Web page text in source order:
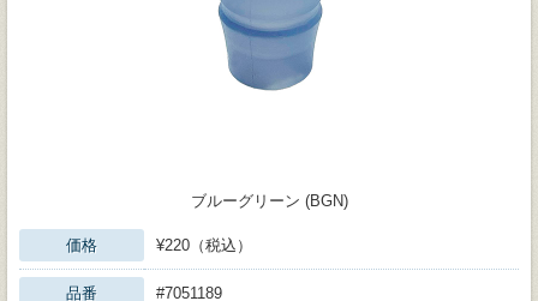
ブルーグリーン (BGN)
価格 ¥220（税込）
品番 #7051189